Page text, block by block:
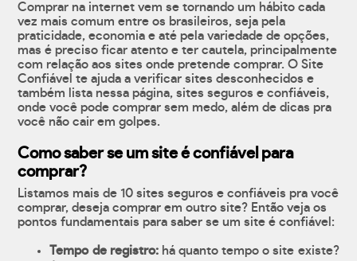
Comprar na internet vem se tornando um hábito cada
vez mais comum entre os brasileiros, seja pela
praticidade, economia e até pela variedade de opções,
mas é preciso ficar atento e ter cautela, principalmente
com relação aos sites onde pretende comprar. O Site
Confiável te ajuda a verificar sites desconhecidos e
também lista nessa página, sites seguros e confiáveis,
onde você pode comprar sem medo, além de dicas pra
você não cair em golpes.
Como saber se um site é confiável para
comprar?
Listamos mais de 10 sites seguros e confiáveis pra você
comprar, deseja comprar em outro site? Então veja os
pontos fundamentais para saber se um site é confiável:
Tempo de registro:há quanto tempo o site existe?